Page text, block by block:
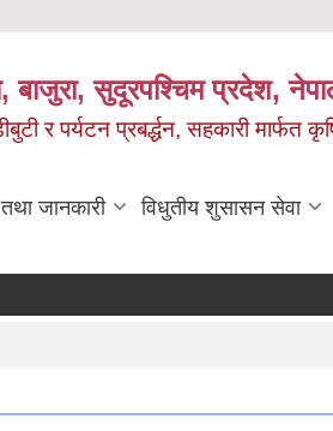
बाजुरा, सुदूरपश्चिम प्रदेश,
र पर्यटन प्रबर्द्धन, सहकारी मार्फत
जानकारी विधुतीय शुसासन सेवा